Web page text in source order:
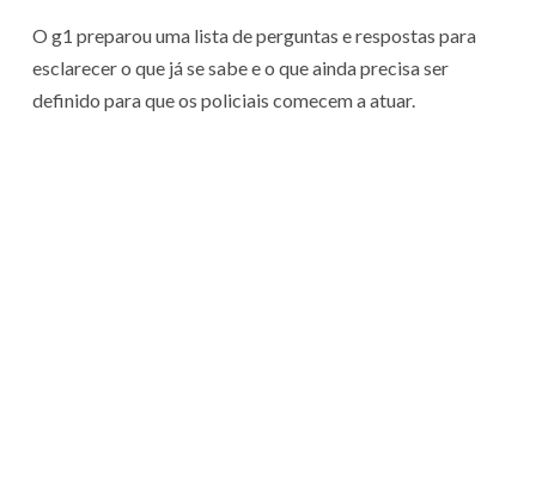
O g1 preparou uma lista de perguntas e respostas para
esclarecer o que já se sabe e o que ainda precisa ser
definido para que os policiais comecem a atuar.